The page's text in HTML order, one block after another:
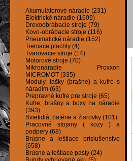
Akumulátorové náradie (231)
Elektrické náradie (1609)
Drevoobrábacie stroje (79)
Kovo-obrábacie stroje (116)
Pneumatické náradie (152)
Tieniace plachty (4)
Tvarovacie stroje (14)
Motorové stroje (70)
Mikronáradie Proxxon
MICROMOT (335)
Moduly, tašky (brašne) a kufre s
náradím (63)
Prepravné kufre pre stroje (65)
Kufre, brašny a boxy na náradie
(393)
Svietidlá, batérie a žiarovky (101)
Pracovné stojany ( kozy ) a
podpery (68)
Brúsne a leštiace príslušenstvo
(658)
Brúsne a leštiace pasty (24)